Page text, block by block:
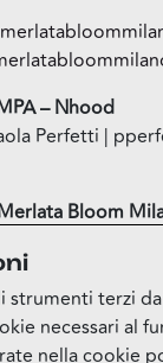
– Nhood
Perfetti |
Bloom
strumenti terzi
necessari al
nella cookie